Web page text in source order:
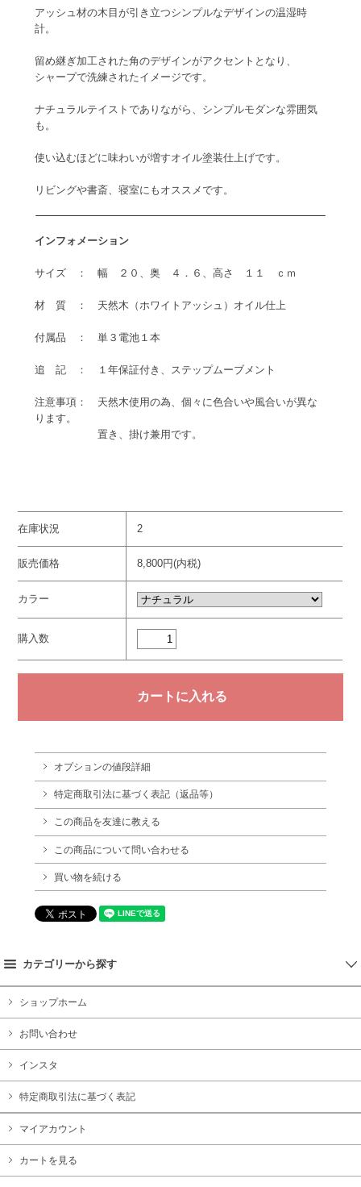
アッシュ材の木目が引き立つシンプルなデザインの温湿時
計。
留め継ぎ加工された角のデザインがアクセントとなり、
シャープで洗練されたイメージです。
ナチュラルテイストでありながら、シンプルモダンな雰囲気
も。
使い込むほどに味わいが増すオイル塗装仕上げです。
リビングや書斎、寝室にもオススメです。
インフォメーション
サイズ ： 幅 ２０、奥 ４．６、高さ １１ ｃｍ
材 質 ： 天然木（ホワイトアッシュ）オイル仕上
付属品 ： 単３電池１本
追 記 ： １年保証付き、ステップムーブメント
注意事項： 天然木使用の為、個々に色合いや風合いが異な
ります。
置き、掛け兼用です。
在庫状況 2
販売価格 8,800円(内税)
カラー
購入数
オプションの値段詳細
特定商取引法に基づく表記（返品等）
この商品を友達に教える
この商品について問い合わせる
買い物を続ける
カテゴリーから探す
ショップホーム
お問い合わせ
インスタ
特定商取引法に基づく表記
マイアカウント
カートを見る